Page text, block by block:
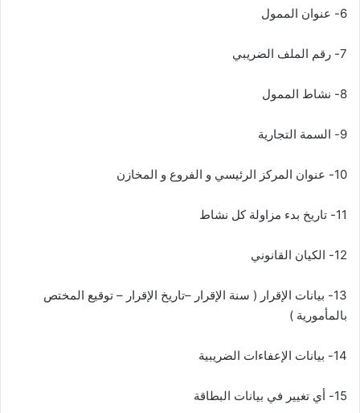
6- عنوان الممول
7- رقم الملف الضريبي
8- نشاط الممول
9- السمة التجارية
10- عنوان المركز الرئيسي و الفروع و المخازن
11- تاريخ بدء مزاولة كل نشاط
12- الكيان القانوني
13- بيانات الإقرار ( سنة الإقرار –تاريخ الإقرار – توقيع المختص
بالمأمورية )
14- بيانات الإعفاءات الضريبية
15- أي تغيير في بيانات البطاقة